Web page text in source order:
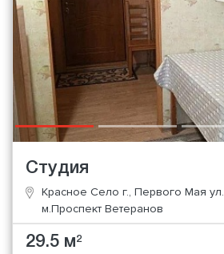
Студия
Красное Село г., Первого Мая ул.
м.Проспект Ветеранов
29.5 м2